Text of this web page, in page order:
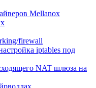
Mellanox
firewall
iptables под
NAT шлюза на